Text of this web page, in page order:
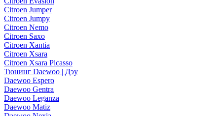
Citroen Jumper
Citroen Jumpy
Citroen Nemo
Citroen Saxo
Citroen Xantia
Citroen Xsara
Citroen Xsara Picasso
Тюнинг Daewoo | Дэу
Daewoo Espero
Daewoo Gentra
Daewoo Leganza
Daewoo Matiz